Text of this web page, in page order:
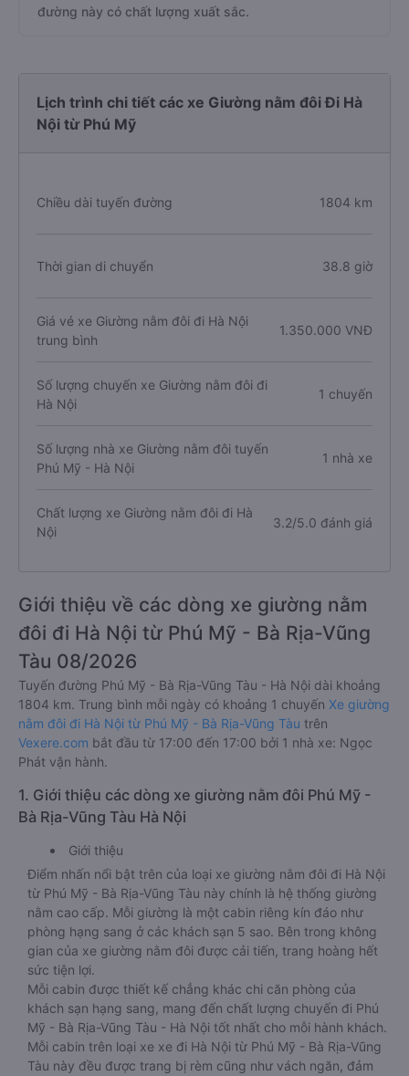
đường này có chất lượng xuất sắc.
Lịch trình chi tiết các xe Giường nằm đôi Đi Hà
Nội từ Phú Mỹ
Chiều dài tuyến đường 1804 km
Thời gian di chuyển 38.8 giờ
Giá vé xe Giường nằm đôi đi Hà Nội
trung bình
1.350.000 VNĐ
Số lượng chuyến xe Giường nằm đôi đi
Hà Nội
1 chuyến
Số lượng nhà xe Giường nằm đôi tuyến
Phú Mỹ - Hà Nội
1 nhà xe
Chất lượng xe Giường nằm đôi đi Hà
Nội
3.2/5.0 đánh giá
Giới thiệu về các dòng xe giường nằm
đôi đi Hà Nội từ Phú Mỹ - Bà Rịa-Vũng
Tàu 08/2026
Tuyến đường Phú Mỹ - Bà Rịa-Vũng Tàu - Hà Nội dài khoảng
1804 km. Trung bình mỗi ngày có khoảng 1 chuyến Xe giường
nằm đôi đi Hà Nội từ Phú Mỹ - Bà Rịa-Vũng Tàu trên
Vexere.com bắt đầu từ 17:00 đến 17:00 bởi 1 nhà xe: Ngọc
Phát vận hành.
1. Giới thiệu các dòng xe giường nằm đôi Phú Mỹ -
Bà Rịa-Vũng Tàu Hà Nội
Giới thiệu
Điểm nhấn nổi bật trên của loại xe giường nằm đôi đi Hà Nội
từ Phú Mỹ - Bà Rịa-Vũng Tàu này chính là hệ thống giường
nằm cao cấp. Mỗi giường là một cabin riêng kín đáo như
phòng hạng sang ở các khách sạn 5 sao. Bên trong không
gian của xe giường nằm đôi được cải tiến, trang hoàng hết
sức tiện lợi.
Mỗi cabin được thiết kế chẳng khác chi căn phòng của
khách sạn hạng sang, mang đến chất lượng chuyến đi Phú
Mỹ - Bà Rịa-Vũng Tàu - Hà Nội tốt nhất cho mỗi hành khách.
Mỗi cabin trên loại xe xe đi Hà Nội từ Phú Mỹ - Bà Rịa-Vũng
Tàu này đều được trang bị rèm cũng như vách ngăn, đảm